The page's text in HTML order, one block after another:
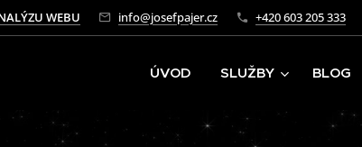
WEBU info@josefpajer.cz +420 603 205 333
ÚVOD SLUŽBY BLOG